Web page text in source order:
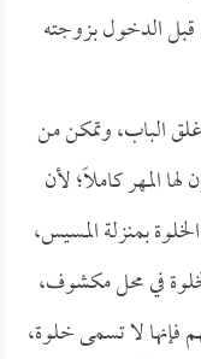
الدخول بزوجته
الباب، وتمكن من
المهر كاملاً؛ لأن
بمنزلة المسيس،
في محل مكشوف،
لا تسمى خلوة،